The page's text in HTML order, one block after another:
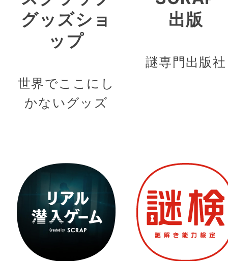
グッズショ
ップ
世界でここにし
かないグッズ
出版
謎専門出版社